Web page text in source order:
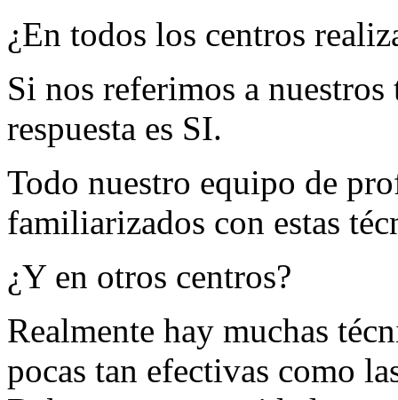
¿En todos los centros
Si nos referimos a
respuesta es SI.
Todo nuestro equipo de
familiarizados con estas
¿Y en otros centros?
Realmente hay muchas
pocas tan efectivas como